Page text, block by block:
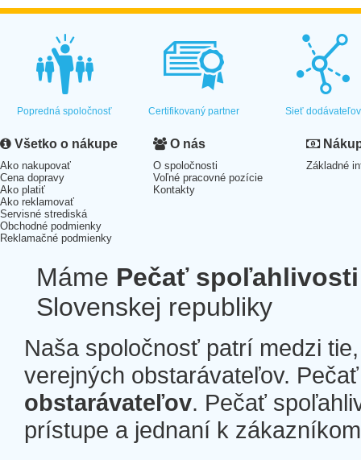
Popredná spoločnosť Certifikovaný partner Sieť dodávateľov
Všetko o nákupe
Ako nakupovať
Cena dopravy
Ako platiť
Ako reklamovať
Servisné strediská
Obchodné podmienky
Reklamačné podmienky
O nás
O spoločnosti
Voľné pracovné pozície
Kontakty
Základné
Máme Pečať spoľahlivosti
Slovenskej republiky
Naša spoločnosť patrí medzi
verejných obstarávateľov.
obstarávateľov. Pečať
prístupe a jednaní k